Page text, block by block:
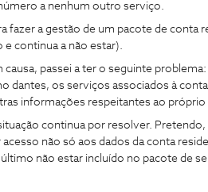
a nenhum outro serviço.
fazer a gestão de um pacote de conta
e continua a não estar).
passei a ter o seguinte
dantes, os serviços associados à conta
informações respeitantes ao próprio
continua por resolver. Pretendo,
não só aos dados da conta
não estar incluído no pacote de